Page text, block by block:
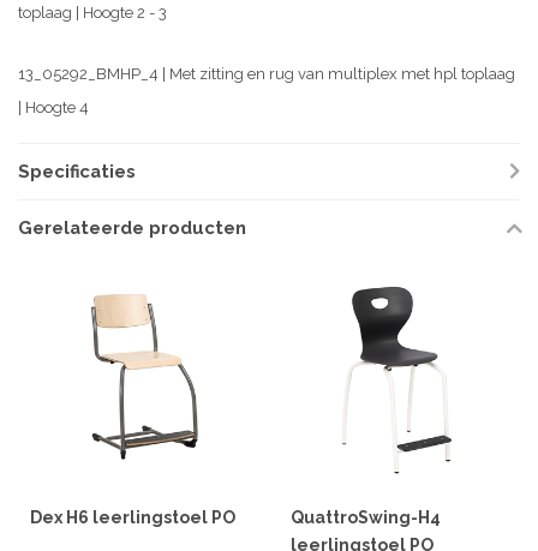
toplaag | Hoogte 2 - 3
13_05292_BMHP_4 | Met zitting en rug van multiplex met hpl toplaag
| Hoogte 4
Specificaties
Gerelateerde producten
Dex H6 leerlingstoel PO
QuattroSwing-H4
leerlingstoel PO